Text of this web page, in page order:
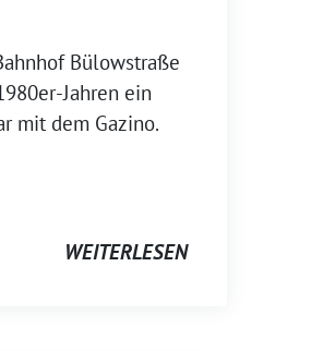
Bülowstraße
Jahren ein
mit dem Gazino.
WEITERLESEN